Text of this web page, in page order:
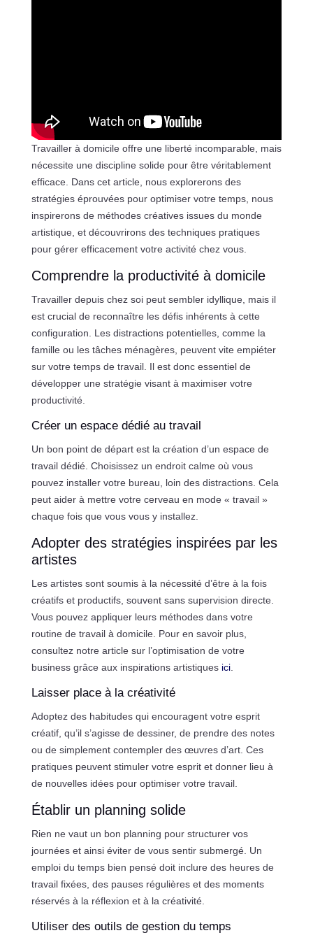
Travailler à domicile offre une liberté incomparable, mais
nécessite une discipline solide pour être véritablement
efficace. Dans cet article, nous explorerons des
stratégies éprouvées pour optimiser votre temps, nous
inspirerons de méthodes créatives issues du monde
artistique, et découvrirons des techniques pratiques
pour gérer efficacement votre activité chez vous.
Comprendre la productivité à domicile
Travailler depuis chez soi peut sembler idyllique, mais il
est crucial de reconnaître les défis inhérents à cette
configuration. Les distractions potentielles, comme la
famille ou les tâches ménagères, peuvent vite empiéter
sur votre temps de travail. Il est donc essentiel de
développer une stratégie visant à maximiser votre
productivité.
Créer un espace dédié au travail
Un bon point de départ est la création d’un espace de
travail dédié. Choisissez un endroit calme où vous
pouvez installer votre bureau, loin des distractions. Cela
peut aider à mettre votre cerveau en mode « travail »
chaque fois que vous vous y installez.
Adopter des stratégies inspirées par les
artistes
Les artistes sont soumis à la nécessité d’être à la fois
créatifs et productifs, souvent sans supervision directe.
Vous pouvez appliquer leurs méthodes dans votre
routine de travail à domicile. Pour en savoir plus,
consultez notre article sur l’optimisation de votre
business grâce aux inspirations artistiques ici.
Laisser place à la créativité
Adoptez des habitudes qui encouragent votre esprit
créatif, qu’il s’agisse de dessiner, de prendre des notes
ou de simplement contempler des œuvres d’art. Ces
pratiques peuvent stimuler votre esprit et donner lieu à
de nouvelles idées pour optimiser votre travail.
Établir un planning solide
Rien ne vaut un bon planning pour structurer vos
journées et ainsi éviter de vous sentir submergé. Un
emploi du temps bien pensé doit inclure des heures de
travail fixées, des pauses régulières et des moments
réservés à la réflexion et à la créativité.
Utiliser des outils de gestion du temps